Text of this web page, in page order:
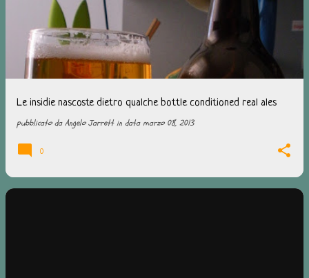
Le insidie nascoste dietro qualche bottle conditioned real ales
pubblicato daAngelo Jarrett in data marzo 08, 2013
0